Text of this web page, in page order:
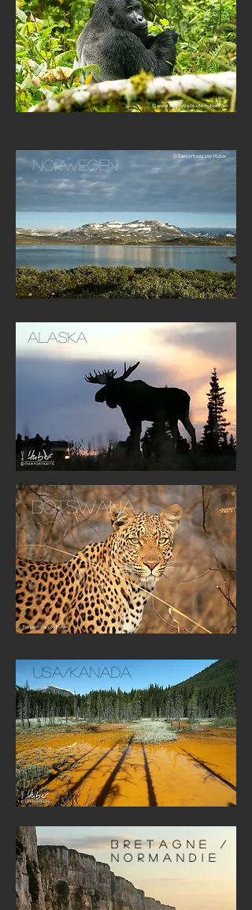
Norwegen
Alaska
Alaska
Botswana
USA/Kanada
BRETAGNE /
NORMANDIE